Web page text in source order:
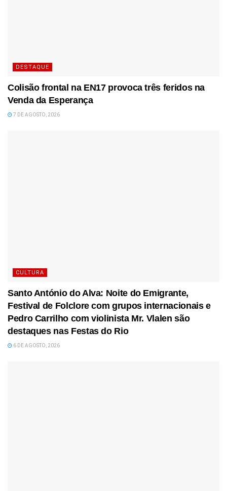
DESTAQUE
Colisão frontal na EN17 provoca três feridos na
Venda da Esperança
7 DE AGOSTO, 2026
CULTURA
Santo António do Alva: Noite do Emigrante,
Festival de Folclore com grupos internacionais e
Pedro Carrilho com violinista Mr. Vlalen são
destaques nas Festas do Rio
6 DE AGOSTO, 2026